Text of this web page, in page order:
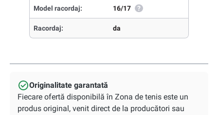
Model racordaj: 16/17 ?
Racordaj: da
Originalitate garantată
Fiecare ofertă disponibilă în Zona de tenis este un
produs original, venit direct de la producători sau